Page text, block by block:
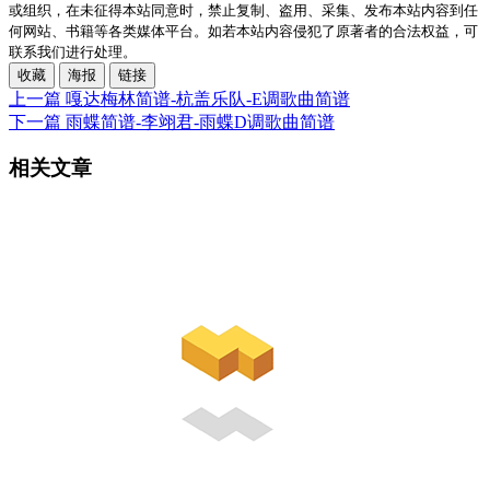
或组织，在未征得本站同意时，禁止复制、盗用、采集、发布本站内容到任
何网站、书籍等各类媒体平台。如若本站内容侵犯了原著者的合法权益，可
联系我们进行处理。
收藏
海报 链接
上一篇 嘎达梅林简谱-杭盖乐队-E调歌曲简谱
下一篇 雨蝶简谱-李翊君-雨蝶D调歌曲简谱
相关文章